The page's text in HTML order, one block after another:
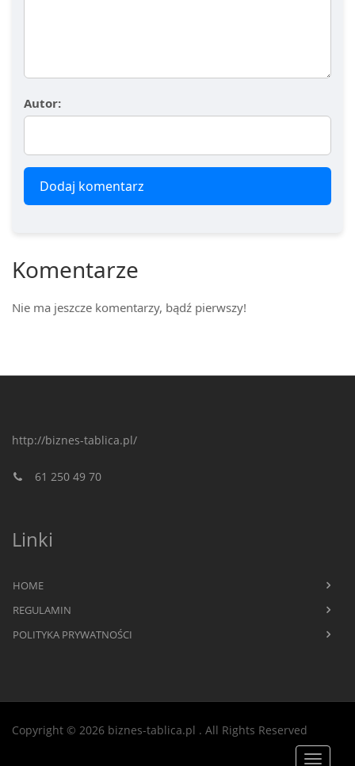
Autor:
Dodaj komentarz
Komentarze
Nie ma jeszcze komentarzy, bądź pierwszy!
http://biznes-tablica.pl/
61 250 49 70
Linki
HOME
REGULAMIN
POLITYKA PRYWATNOŚCI
Copyright © 2026 biznes-tablica.pl . All Rights Reserved
Toggle